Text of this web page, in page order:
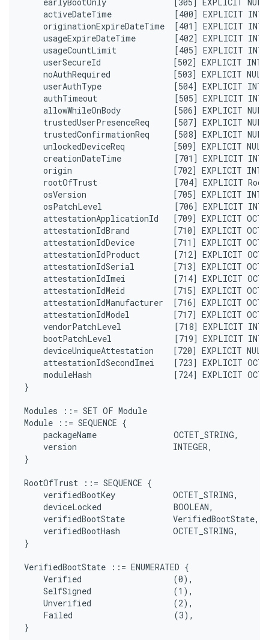
activeDateTime             [400] EXPLICIT
originationExpireDateTime  [401] EXPLICIT
usageExpireDateTime        [402] EXPLICIT
usageCountLimit            [405] EXPLICIT
userSecureId               [502] EXPLICIT
noAuthRequired             [503] EXPLICIT
userAuthType               [504] EXPLICIT
authTimeout                [505] EXPLICIT
allowWhileOnBody           [506] EXPLICIT
trustedUserPresenceReq     [507] EXPLICIT
trustedConfirmationReq     [508] EXPLICIT
unlockedDeviceReq          [509] EXPLICIT
creationDateTime           [701] EXPLICIT
origin                     [702] EXPLICIT
rootOfTrust                [704] EXPLICIT
osVersion                  [705] EXPLICIT
osPatchLevel               [706] EXPLICIT
attestationApplicationId   [709] EXPLICIT
attestationIdBrand         [710] EXPLICIT
attestationIdDevice        [711] EXPLICIT
attestationIdProduct       [712] EXPLICIT
attestationIdSerial        [713] EXPLICIT
attestationIdImei          [714] EXPLICIT
attestationIdMeid          [715] EXPLICIT
attestationIdManufacturer  [716] EXPLICIT
attestationIdModel         [717] EXPLICIT
vendorPatchLevel           [718] EXPLICIT
bootPatchLevel             [719] EXPLICIT
deviceUniqueAttestation    [720] EXPLICIT
attestationIdSecondImei    [723] EXPLICIT
moduleHash                 [724] EXPLICIT
}
Modules ::= SET OF Module
Module ::= SEQUENCE {
    packageName                OCTET_STRING,
    version                    INTEGER,
}
RootOfTrust ::= SEQUENCE {
    verifiedBootKey            OCTET_STRING,
    deviceLocked               BOOLEAN,
    verifiedBootState          VerifiedBootState,
    verifiedBootHash           OCTET_STRING,
}
VerifiedBootState ::= ENUMERATED {
    Verified                   (0),
    SelfSigned                 (1),
    Unverified                 (2),
    Failed                     (3),